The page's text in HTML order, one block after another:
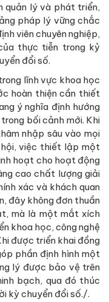
quản lý và phát triển,
pháp lý vững chắc
viên chuyên nghiệp,
thực tiễn trong kỷ
đổi số.
lĩnh vực khoa học
hoàn thiện cần thiết
ý nghĩa định hướng
bối cảnh mới. Khi
nhập sâu vào mọi
việc thiết lập một
hoạt cho hoạt động
cao chất lượng giải
xác và khách quan
đây không đơn thuần
mà là một mắt xích
khoa học, công nghệ
được triển khai đồng
phần định hình một
lý được bảo vệ trên
bạch, qua đó thúc
kỳ chuyển đổi số./.